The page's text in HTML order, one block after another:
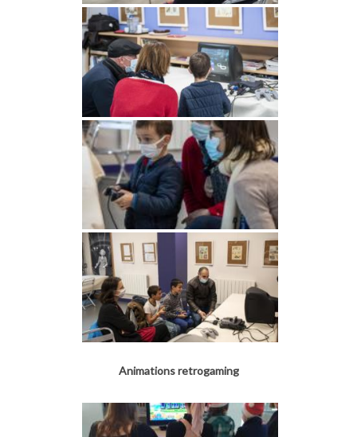
Animations retrogaming